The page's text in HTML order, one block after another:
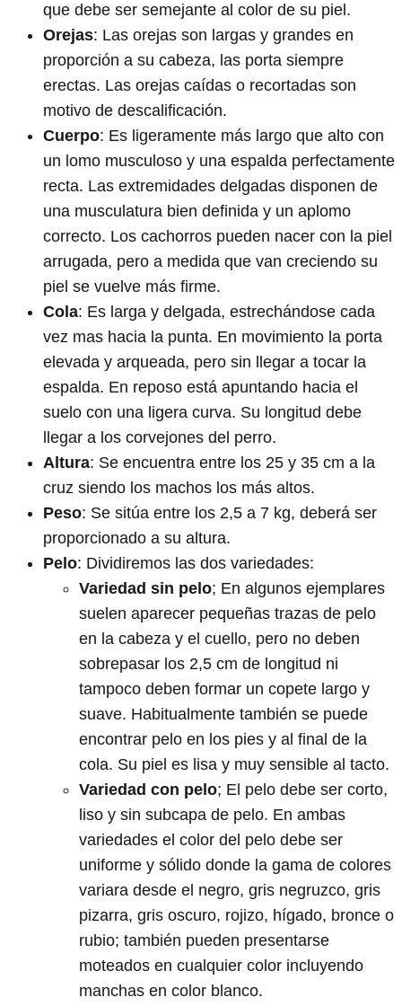
que debe ser semejante al color de su piel.
Orejas: Las orejas son largas y grandes en
proporción a su cabeza, las porta siempre
erectas. Las orejas caídas o recortadas son
motivo de descalificación.
Cuerpo: Es ligeramente más largo que alto con
un lomo musculoso y una espalda perfectamente
recta. Las extremidades delgadas disponen de
una musculatura bien definida y un aplomo
correcto. Los cachorros pueden nacer con la piel
arrugada, pero a medida que van creciendo su
piel se vuelve más firme.
Cola: Es larga y delgada, estrechándose cada
vez mas hacia la punta. En movimiento la porta
elevada y arqueada, pero sin llegar a tocar la
espalda. En reposo está apuntando hacia el
suelo con una ligera curva. Su longitud debe
llegar a los corvejones del perro.
Altura: Se encuentra entre los 25 y 35 cm a la
cruz siendo los machos los más altos.
Peso: Se sitúa entre los 2,5 a 7 kg, deberá ser
proporcionado a su altura.
Pelo: Dividiremos las dos variedades:
Variedad sin pelo; En algunos ejemplares
suelen aparecer pequeñas trazas de pelo
en la cabeza y el cuello, pero no deben
sobrepasar los 2,5 cm de longitud ni
tampoco deben formar un copete largo y
suave. Habitualmente también se puede
encontrar pelo en los pies y al final de la
cola. Su piel es lisa y muy sensible al tacto.
Variedad con pelo; El pelo debe ser corto,
liso y sin subcapa de pelo. En ambas
variedades el color del pelo debe ser
uniforme y sólido donde la gama de colores
variara desde el negro, gris negruzco, gris
pizarra, gris oscuro, rojizo, hígado, bronce o
rubio; también pueden presentarse
moteados en cualquier color incluyendo
manchas en color blanco.